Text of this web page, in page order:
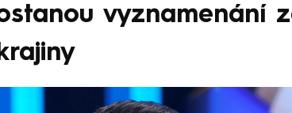
vyznamenání